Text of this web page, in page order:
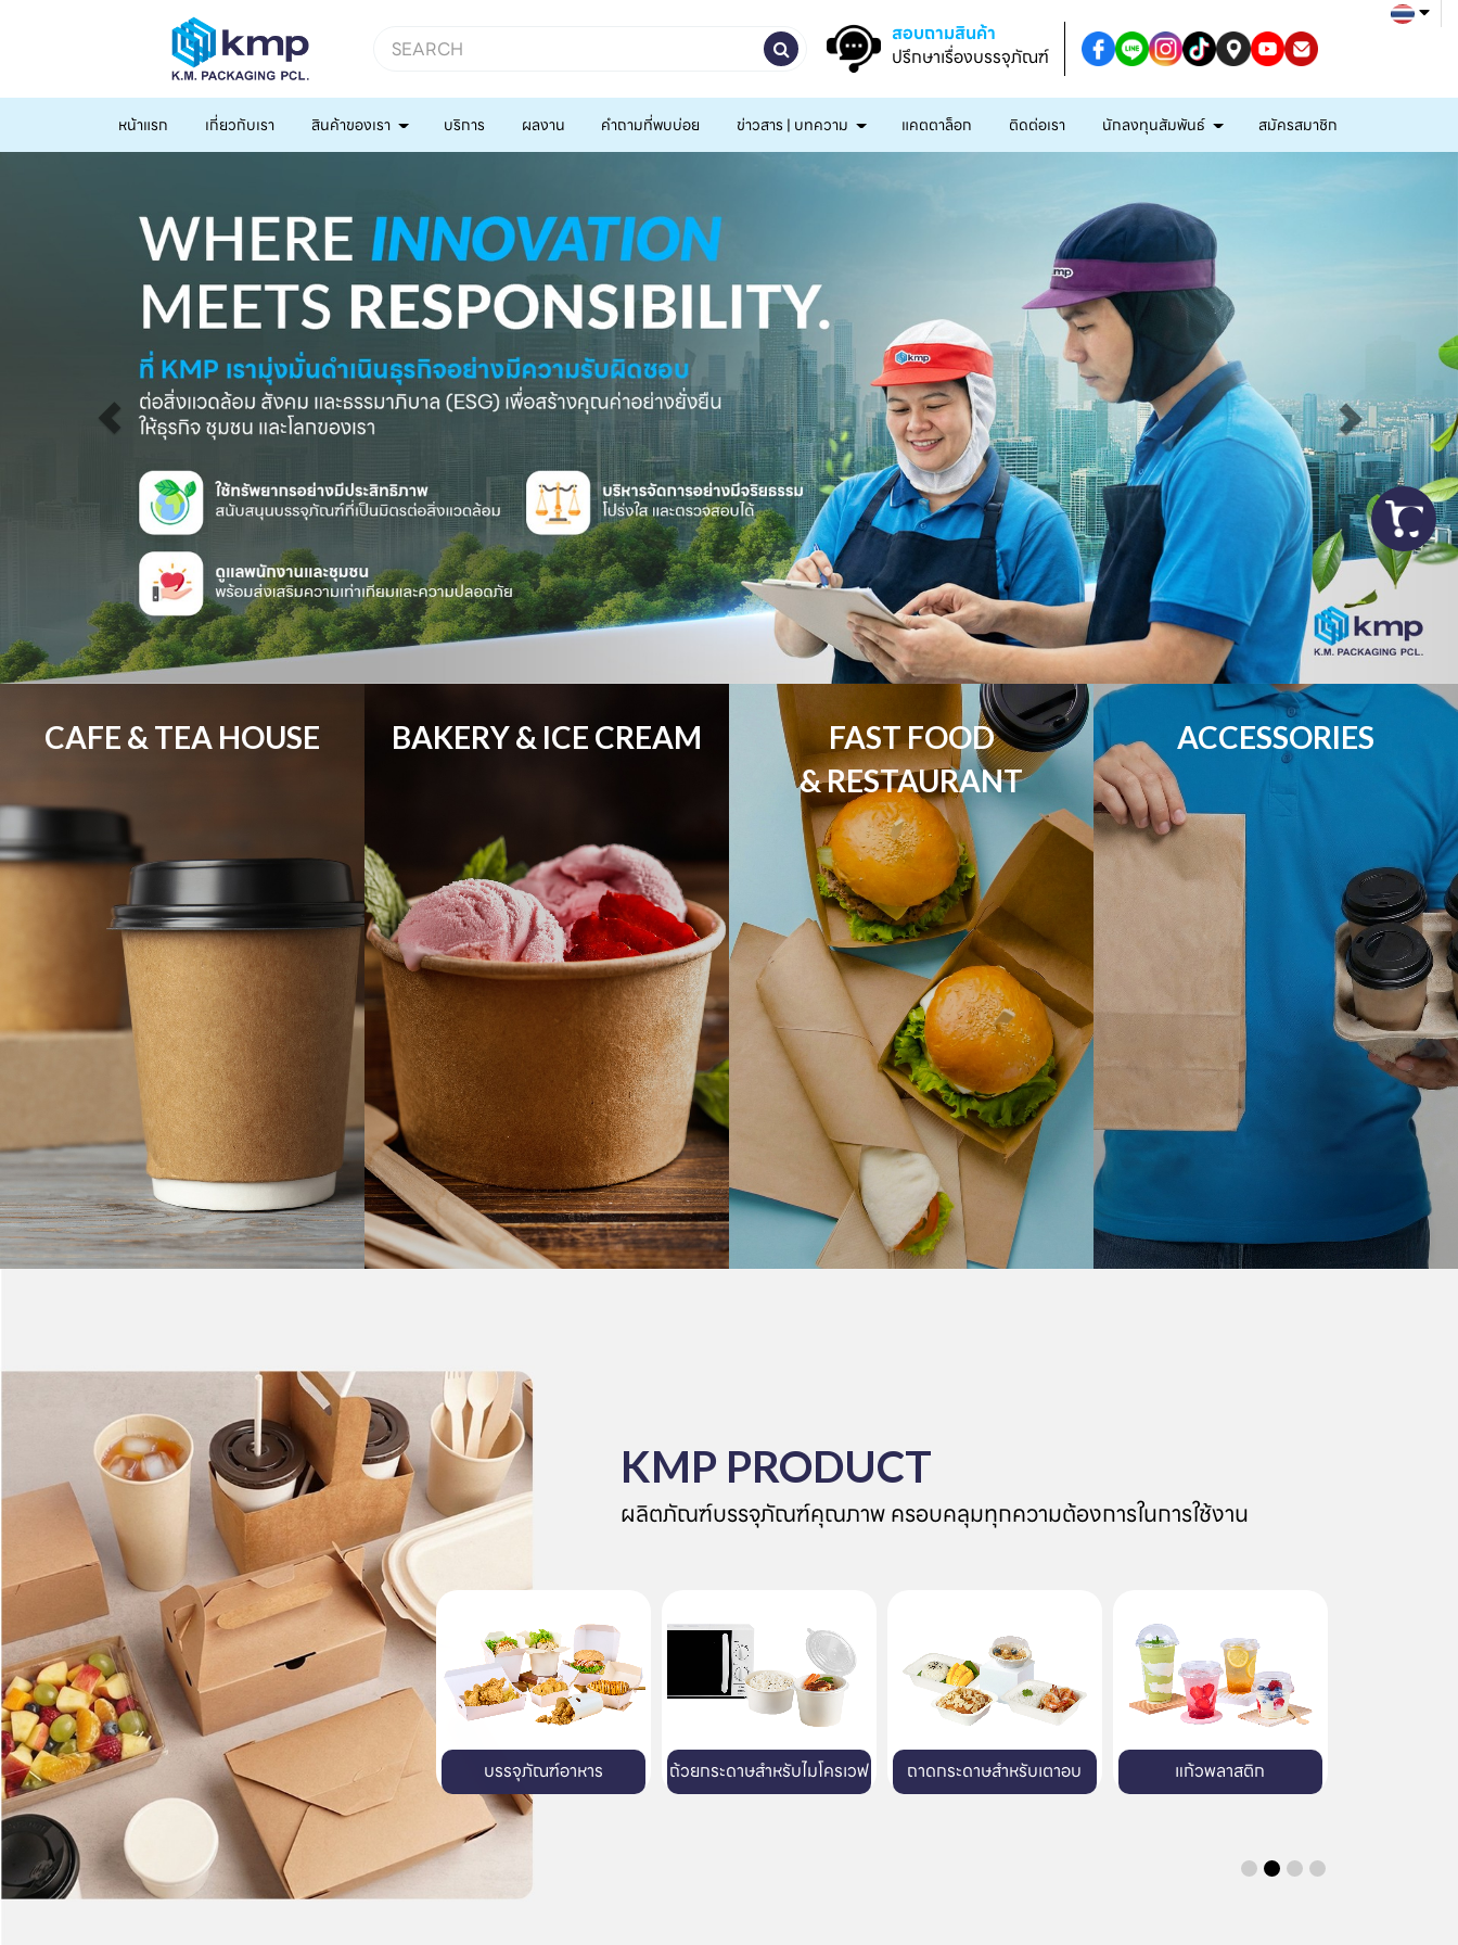
สอบถามสินค้า
ปรึกษาเรื่องบรรจุภัณฑ์
หน้าแรก เกี่ยวกับเรา สินค้าของเรา บริการ ผลงาน คำถามที่พบบ่อย ข่าวสาร | บทความ แคตตาล็อก ติดต่อเรา นักลงทุนสัมพันธ์ สมัครสมาชิก
CAFE & TEA HOUSE BAKERY & ICE CREAM
FAST FOOD
& RESTAURANT
ACCESSORIES
KMP PRODUCT
ผลิตภัณฑ์บรรจุภัณฑ์คุณภาพ ครอบคลุมทุกความต้องการในการใช้งาน
บรรจุภัณฑ์ไบโอรักษ์โลก บรรจุภัณฑ์อาหาร ถ้วยกระดาษสำหรับไมโครเวฟ ถาดกระดาษสำหรับเตาอบ แก้วพลาสติก บรรจุภัณฑ์พลาสติก